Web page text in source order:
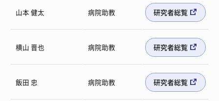
山本 健太 病院助教 研究者総覧
横山 晋也 病院助教 研究者総覧
飯田 忠 病院助教 研究者総覧